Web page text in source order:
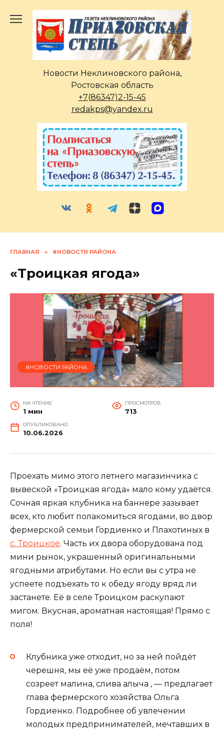
содержанию
Новости Неклиновского района,
Ростовская область
+7(86347)2-15-45
redakps@yandex.ru
ГЛАВНАЯ » #НОВОСТИ РАЙОНА
«Троицкая ягода»
#НОВОСТИ РАЙОНА
НА ЧТЕНИЕ
1 мин
ПРОСМОТРОВ
713
ОПУБЛИКОВАНО
10.06.2026
Проехать мимо этого летнего магазинчика с
вывеской «Троицкая ягода» мало кому удаётся.
Сочная яркая клубника на баннере зазывает
всех, кто любит полакомиться ягодами, во двор
фермерской семьи Гордиенко и Плахотиных в
с. Троицкое. Часть их двора оборудована под
мини рынок, украшенный оригинальными
ягодными атрибутами. Но если вы с утра не
успеете подъехать то к обеду ягоду вряд ли
застанете. Её в селе Троицком раскупают
мигом. Вкусная, ароматная настоящая! Прямо с
поля!
Клубника уже отходит, но за ней пойдёт
черешня, мы её уже продаём, потом
созреет малина, слива алыча , — предлагает
глава фермерского хозяйства Ольга
Гордиенко. Подробнее об увлечении
молодых предпринимателей, мечтавших в